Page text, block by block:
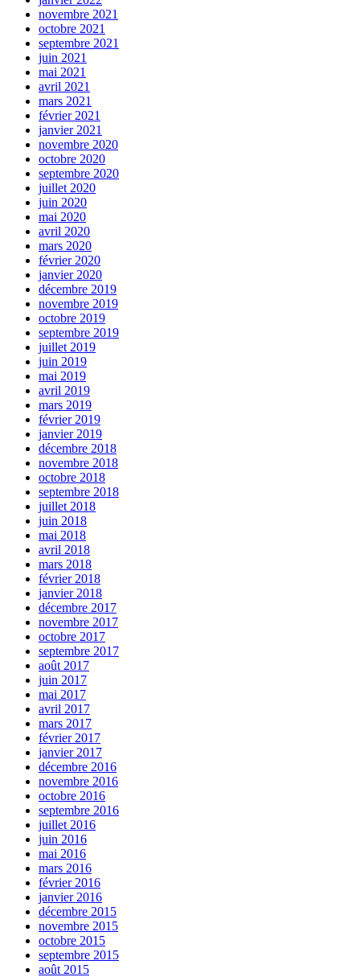
novembre 2021
octobre 2021
septembre 2021
juin 2021
mai 2021
avril 2021
mars 2021
février 2021
janvier 2021
novembre 2020
octobre 2020
septembre 2020
juillet 2020
juin 2020
mai 2020
avril 2020
mars 2020
février 2020
janvier 2020
décembre 2019
novembre 2019
octobre 2019
septembre 2019
juillet 2019
juin 2019
mai 2019
avril 2019
mars 2019
février 2019
janvier 2019
décembre 2018
novembre 2018
octobre 2018
septembre 2018
juillet 2018
juin 2018
mai 2018
avril 2018
mars 2018
février 2018
janvier 2018
décembre 2017
novembre 2017
octobre 2017
septembre 2017
août 2017
juin 2017
mai 2017
avril 2017
mars 2017
février 2017
janvier 2017
décembre 2016
novembre 2016
octobre 2016
septembre 2016
juillet 2016
juin 2016
mai 2016
mars 2016
février 2016
janvier 2016
décembre 2015
novembre 2015
octobre 2015
septembre 2015
août 2015